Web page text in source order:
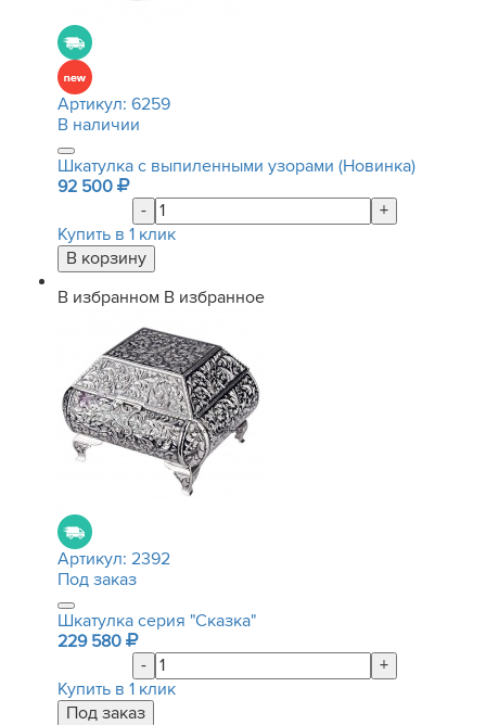
Артикул: 6259
В наличии
Шкатулка с выпиленными узорами (Новинка)
92 500
-
+
Купить в 1 клик
В избранном В избранное
Артикул: 2392
Под заказ
Шкатулка серия "Сказка"
229 580
-
+
Купить в 1 клик